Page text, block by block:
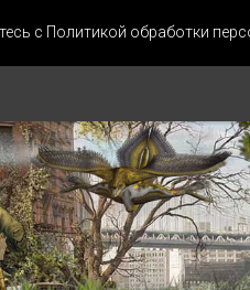
с Политикой обработки